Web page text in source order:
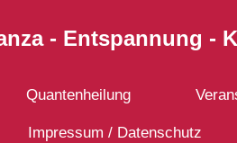
- Entspannung -
Quantenheilung
Impressum / Datenschutz